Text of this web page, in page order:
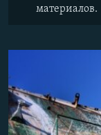
материалов.